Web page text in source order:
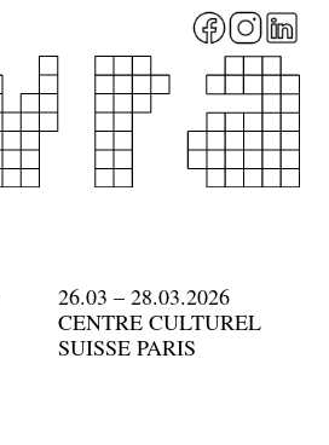
26.03 – 28.03.2026
CENTRE CULTUREL
SUISSE PARIS